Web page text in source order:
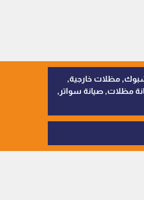
شبوك, مظلات خارجية,
مظلات, صيانة سواتر,